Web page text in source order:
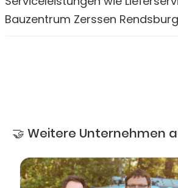
Bauzentrum Zerssen
🤝 Weitere Unternehmen